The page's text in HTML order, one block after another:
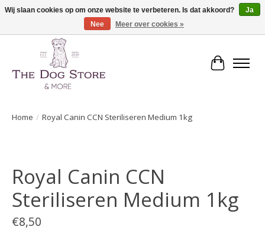
De speciaalzaak in hondenartikelen en meer!
Home / Royal Canin CCN Steriliseren Medium 1kg
Royal Canin CCN
Steriliseren Medium 1kg
€8,50
Wij slaan cookies op om onze website te verbeteren. Is dat akkoord?
Ja
Nee
Meer over cookies »